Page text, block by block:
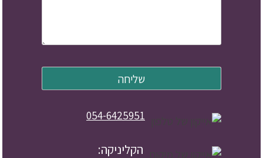
054-6425951
הקליניקה: